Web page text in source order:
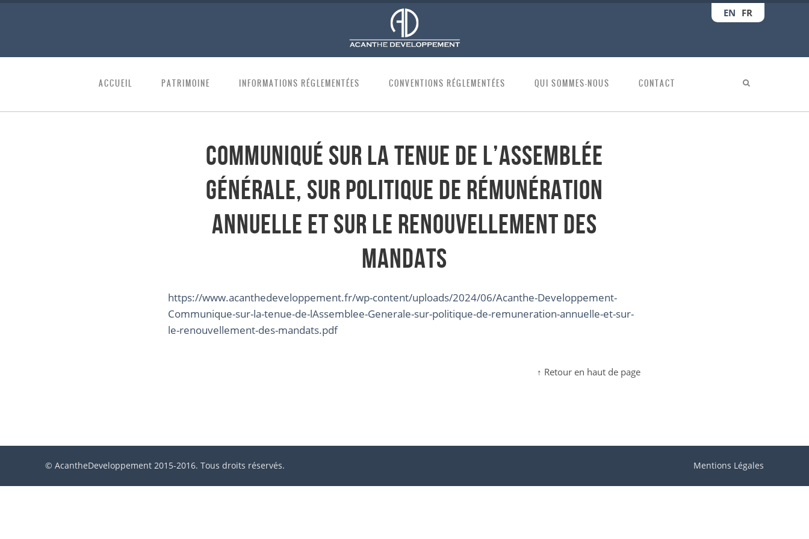
EN FR
ACCUEIL PATRIMOINE INFORMATIONS RÉGLEMENTÉES CONVENTIONS RÉGLEMENTÉES QUI SOMMES-NOUS CONTACT
Communiqué sur la tenue de l’Assemblée
Générale, sur politique de rémunération
annuelle et sur le renouvellement des
mandats
https://www.acanthedeveloppement.fr/wp-content/uploads/2024/06/Acanthe-Developpement-
Communique-sur-la-tenue-de-lAssemblee-Generale-sur-politique-de-remuneration-annuelle-et-sur-
le-renouvellement-des-mandats.pdf
↑ Retour en haut de page
© AcantheDeveloppement 2015-2016. Tous droits réservés. Mentions Légales